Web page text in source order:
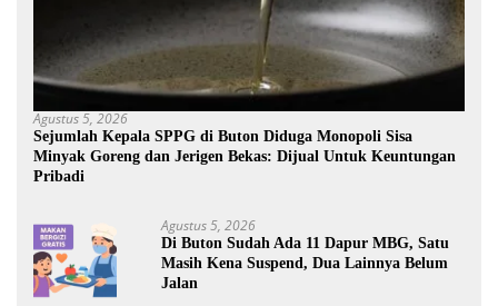
Agustus 5, 2026
Sejumlah Kepala SPPG di Buton Diduga Monopoli Sisa
Minyak Goreng dan Jerigen Bekas: Dijual Untuk Keuntungan
Pribadi
Agustus 5, 2026
Di Buton Sudah Ada 11 Dapur MBG, Satu
Masih Kena Suspend, Dua Lainnya Belum
Jalan